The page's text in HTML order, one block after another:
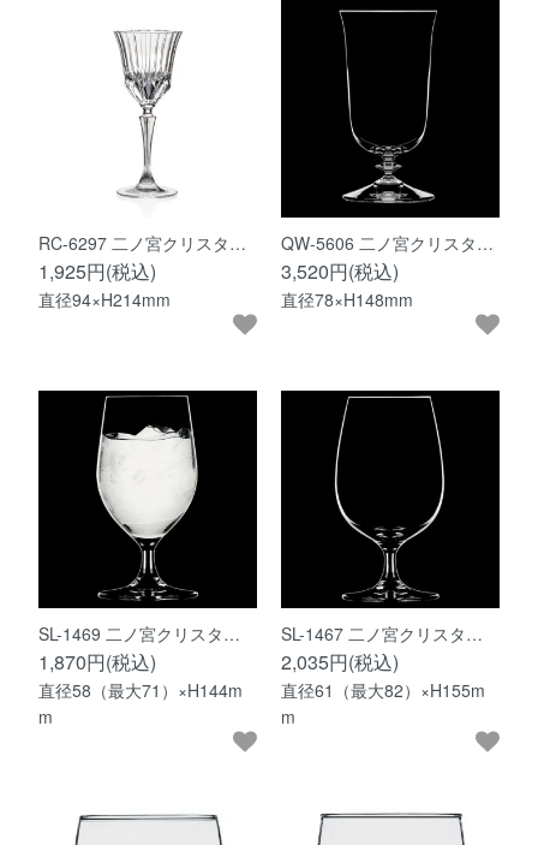
RC-6297 二ノ宮クリスタ…
1,925円(税込)
直径94×H214mm
QW-5606 二ノ宮クリスタ…
3,520円(税込)
直径78×H148mm
SL-1469 二ノ宮クリスタ…
1,870円(税込)
直径58（最大71）×H144m
m
SL-1467 二ノ宮クリスタ…
2,035円(税込)
直径61（最大82）×H155m
m